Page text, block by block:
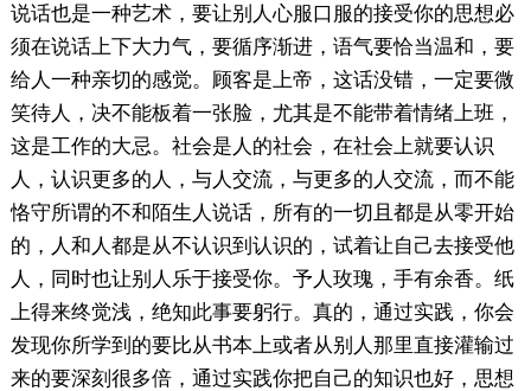
说话也是一种艺术，要让别人心服口服的接受你的思想必
须在说话上下大力气，要循序渐进，语气要恰当温和，要
给人一种亲切的感觉。顾客是上帝，这话没错，一定要微
笑待人，决不能板着一张脸，尤其是不能带着情绪上班，
这是工作的大忌。社会是人的社会，在社会上就要认识
人，认识更多的人，与人交流，与更多的人交流，而不能
恪守所谓的不和陌生人说话，所有的一切且都是从零开始
的，人和人都是从不认识到认识的，试着让自己去接受他
人，同时也让别人乐于接受你。予人玫瑰，手有余香。纸
上得来终觉浅，绝知此事要躬行。真的，通过实践，你会
发现你所学到的要比从书本上或者从别人那里直接灌输过
来的要深刻很多倍，通过实践你把自己的知识也好，思想